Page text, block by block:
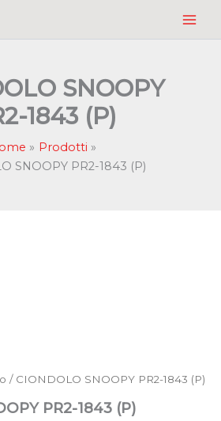
SNOOPY
1843 (P)
Prodotti
SNOOPY PR2-1843 (P)
/ CIONDOLO SNOOPY PR2-1843 (P)
PR2-1843 (P)